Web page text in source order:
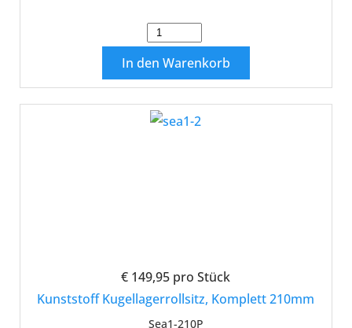
In den Warenkorb
€ 149,95 pro Stück
Kunststoff Kugellagerrollsitz, Komplett 210mm
Sea1-210P